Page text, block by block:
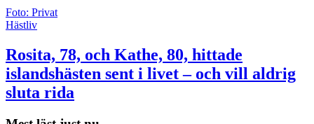
Foto: Privat
Hästliv
Rosita, 78, och Kathe, 80, hittade
islandshästen sent i livet – och vill aldrig
sluta rida